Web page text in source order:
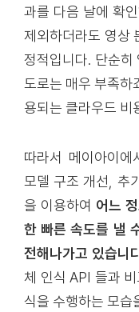
과를 다음 날에 확
제외하더라도 영상
정적입니다. 단순
도로는 매우 부족하
용되는 클라우드 비
따라서 메이아이
모델 구조 개선, 추
을 이용하여 어느
한 빠른 속도를 낼
전해나가고 있습니
체 인식 API 들과
식을 수행하는 모습